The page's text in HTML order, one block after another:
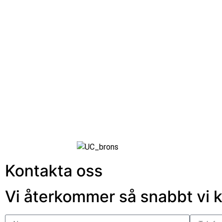
Kontakta oss
Vi återkommer så snabbt vi